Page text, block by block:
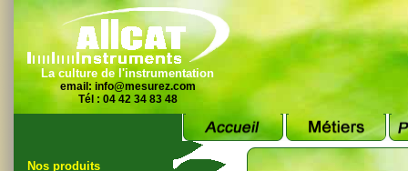
La culture de l'instrumentation
email: info@mesurez.com
Tél : 04 42 34 83 48
Nos produits